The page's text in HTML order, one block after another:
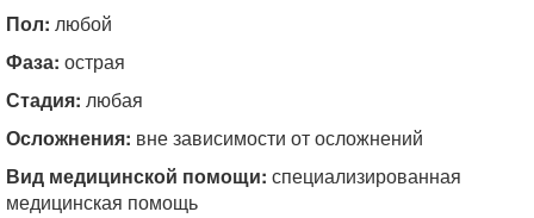
Пол: любой
Фаза: острая
Стадия: любая
Осложнения: вне зависимости от осложнений
Вид медицинской помощи: специализированная
медицинская помощь